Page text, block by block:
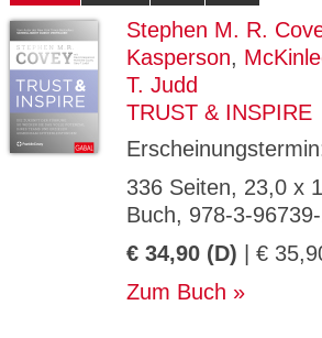
Stephen M. R.
Kasperson,
T. Judd
TRUST & INSPIRE
336 Seiten, 23,0 x
Buch, 978-3-
€ 34,90 (D) | €
Zum Buch